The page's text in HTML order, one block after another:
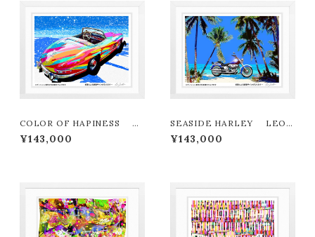
COLOR OF HAPINESS L
EON TERASHIMA版画作品1
80作限定
¥143,000
SEASIDE HARLEY LEON
TERASHIMA版画作品180作
限定
¥143,000